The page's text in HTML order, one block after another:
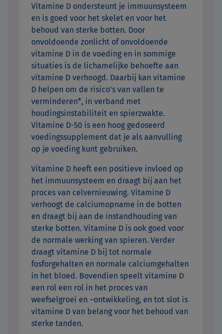
Vitamine D ondersteunt je immuunsysteem
en is goed voor het skelet en voor het
behoud van sterke botten. Door
onvoldoende zonlicht of onvoldoende
vitamine D in de voeding en in sommige
situaties is de lichamelijke behoefte aan
vitamine D verhoogd. Daarbij kan vitamine
D helpen om de risico's van vallen te
verminderen*, in verband met
houdingsinstabiliteit en spierzwakte.
Vitamine D-50 is een hoog gedoseerd
voedingssupplement dat je als aanvulling
op je voeding kunt gebruiken.
Vitamine D heeft een positieve invloed op
het immuunsysteem en draagt bij aan het
proces van celvernieuwing. Vitamine D
verhoogt de calciumopname in de botten
en draagt bij aan de instandhouding van
sterke botten. Vitamine D is ook goed voor
de normale werking van spieren. Verder
draagt vitamine D bij tot normale
fosforgehalten en normale calciumgehalten
in het bloed. Bovendien speelt vitamine D
een rol een rol in het proces van
weefselgroei en –ontwikkeling, en tot slot is
vitamine D van belang voor het behoud van
sterke tanden.